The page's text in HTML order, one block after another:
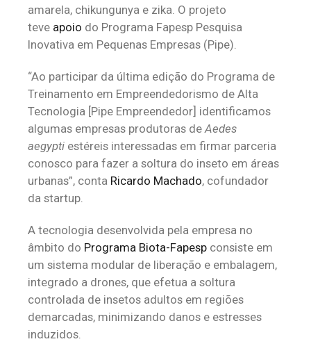
amarela, chikungunya e zika. O projeto
teve apoio do Programa Fapesp Pesquisa
Inovativa em Pequenas Empresas (Pipe).
“Ao participar da última edição do Programa de
Treinamento em Empreendedorismo de Alta
Tecnologia [Pipe Empreendedor] identificamos
algumas empresas produtoras deAedes
aegypti estéreis interessadas em firmar parceria
conosco para fazer a soltura do inseto em áreas
urbanas”, conta Ricardo Machado, cofundador
da startup.
A tecnologia desenvolvida pela empresa no
âmbito do Programa Biota-Fapesp consiste em
um sistema modular de liberação e embalagem,
integrado a drones, que efetua a soltura
controlada de insetos adultos em regiões
demarcadas, minimizando danos e estresses
induzidos.